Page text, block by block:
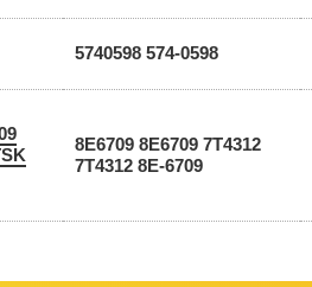
5740598 574-0598
8Е6709 8E6709 7T4312
7Т4312 8E-6709